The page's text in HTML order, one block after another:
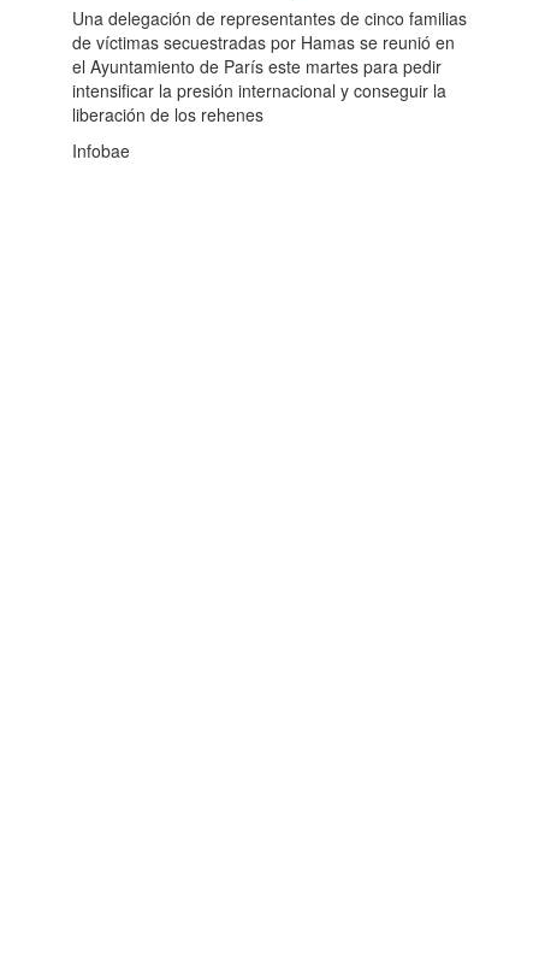
Una delegación de representantes de cinco familias
de víctimas secuestradas por Hamas se reunió en
el Ayuntamiento de París este martes para pedir
intensificar la presión internacional y conseguir la
liberación de los rehenes
Infobae